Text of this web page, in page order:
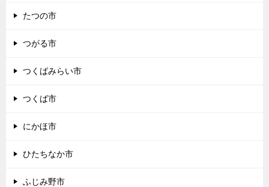
たつの市
つがる市
つくばみらい市
つくば市
にかほ市
ひたちなか市
ふじみ野市